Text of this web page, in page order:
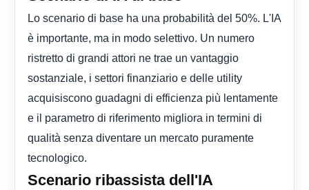
Lo scenario di base ha una probabilità del 50%. L'IA
è importante, ma in modo selettivo. Un numero
ristretto di grandi attori ne trae un vantaggio
sostanziale, i settori finanziario e delle utility
acquisiscono guadagni di efficienza più lentamente
e il parametro di riferimento migliora in termini di
qualità senza diventare un mercato puramente
tecnologico.
Scenario ribassista dell'IA